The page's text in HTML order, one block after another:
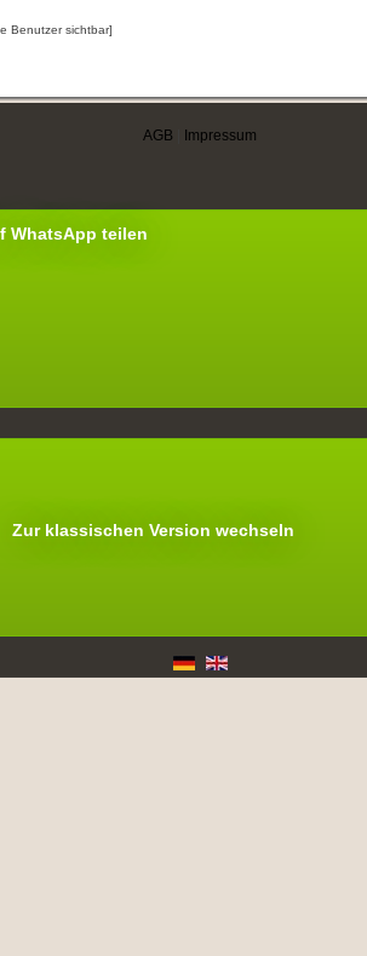
Benutzer sichtbar]
AGB Impressum
WhatsApp teilen
Zur klassischen Version wechseln